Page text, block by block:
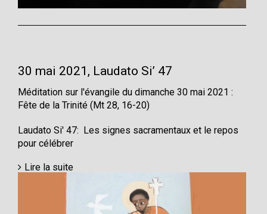
30 mai 2021, Laudato Si’ 47
Méditation sur l'évangile du dimanche 30 mai 2021 :
Fête de la Trinité (Mt 28, 16-20)
Laudato Si' 47: Les signes sacramentaux et le repos
pour célébrer
Lire la suite